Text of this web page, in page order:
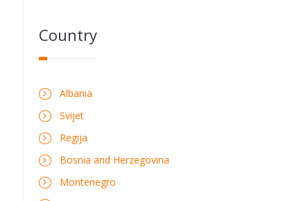
Country
Albania
Svijet
Regija
Bosnia and Herzegovina
Montenegro